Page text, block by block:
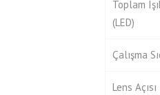
Toplam
(LED)
Çalışma
Lens Açısı